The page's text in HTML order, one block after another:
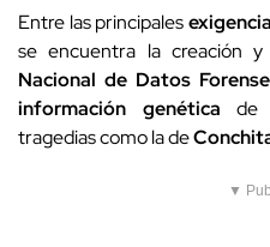
Entre las principales
se encuentra la creación y
Nacional de Datos
información genética de
tragedias como la de
▼